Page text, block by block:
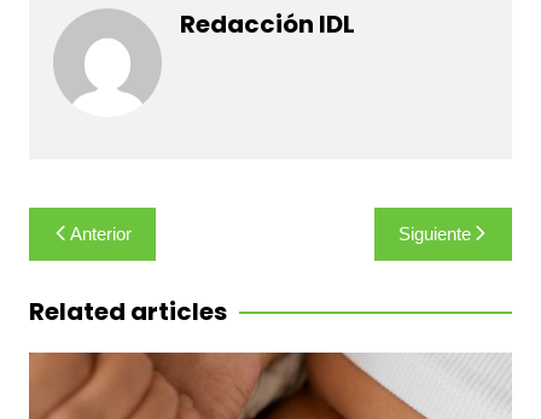
Redacción IDL
Navegación
de
entradas
Anterior Siguiente
Related articles